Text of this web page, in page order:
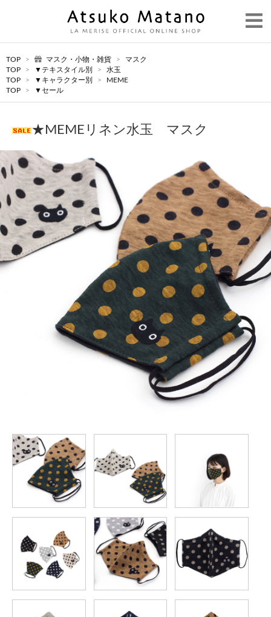
TOP > マスク・小物・雑貨 >
マスク
TOP
> ▼テキスタイル別 >
水玉
TOP
> ▼キャラクター別 >
MEME
TOP
> ▼セール
★MEMEリネン水玉 マスク